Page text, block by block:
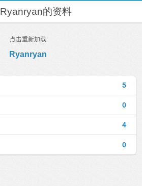
Ryanryan的资料
点击重新加载
Ryanryan
5
0
4
0